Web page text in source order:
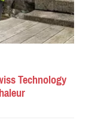
Technology